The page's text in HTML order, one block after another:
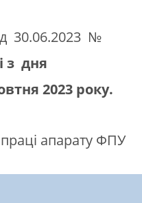
30.06.2023 №
з дня
2023 року.
апарату ФПУ